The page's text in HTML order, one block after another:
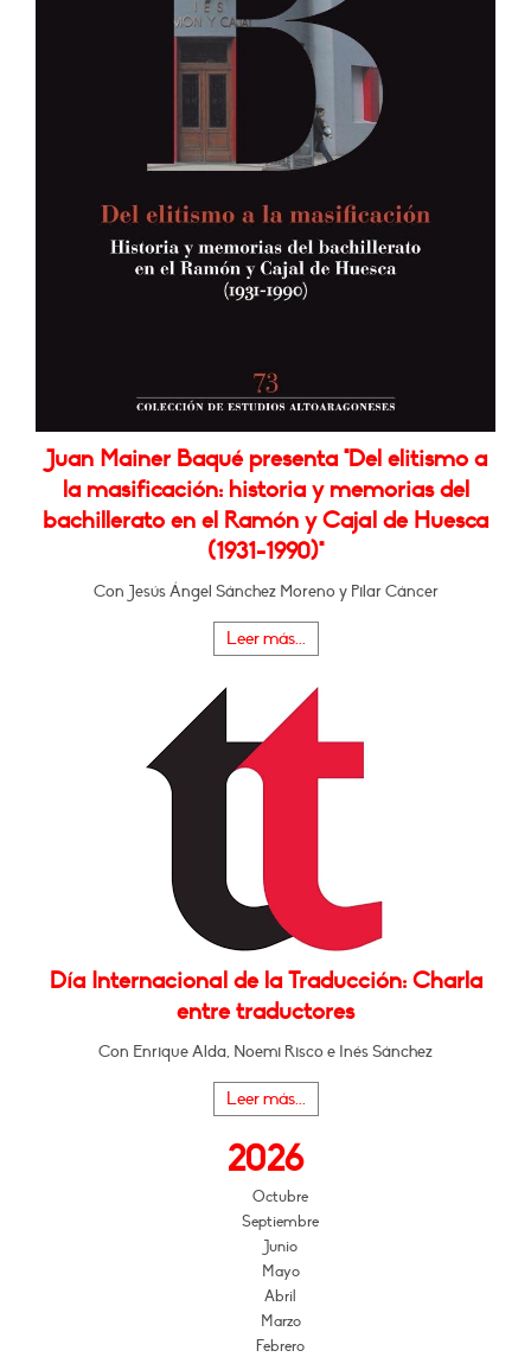
Juan Mainer Baqué presenta "Del elitismo a
la masificación: historia y memorias del
bachillerato en el Ramón y Cajal de Huesca
(1931-1990)"
Con Jesús Ángel Sánchez Moreno y Pilar Cáncer
Leer más...
Día Internacional de la Traducción: Charla
entre traductores
Con Enrique Alda, Noemi Risco e Inés Sánchez
Leer más...
2026
Octubre
Septiembre
Junio
Mayo
Abril
Marzo
Febrero